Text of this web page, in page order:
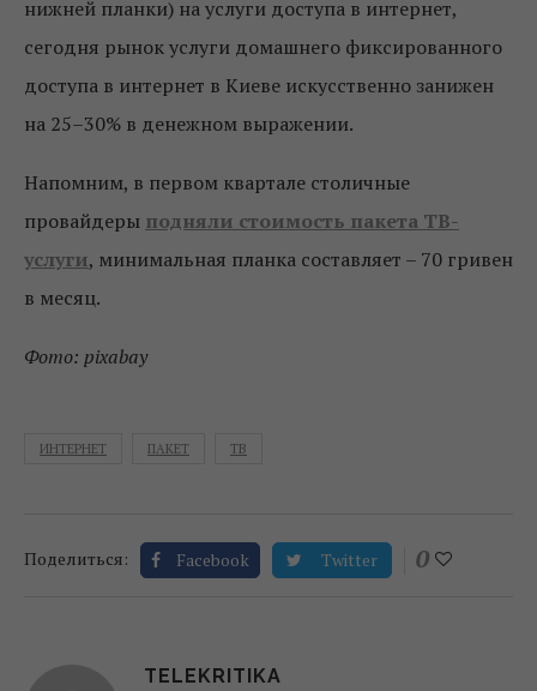
нижней планки) на услуги доступа в интернет,
сегодня рынок услуги домашнего фиксированного
доступа в интернет в Киеве искусственно занижен
на 25–30% в денежном выражении.
Напомним, в первом квартале столичные
провайдеры подняли стоимость пакета ТВ-
услуги, минимальная планка составляет – 70 гривен
в месяц.
Фото: pixabay
ИНТЕРНЕТ ПАКЕТ ТВ
Поделиться: Facebook Twitter 0
TELEKRITIKA